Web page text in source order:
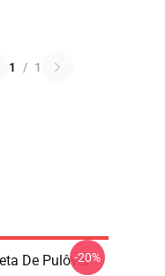
1 / 1
De Pulôver
-20%